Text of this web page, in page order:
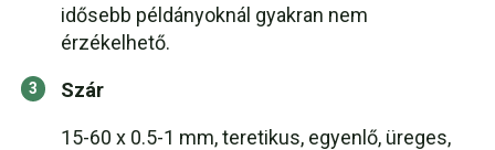
idősebb példányoknál gyakran nem
érzékelhető.
Szár
15-60 x 0.5-1 mm, teretikus, egyenlő, üreges,